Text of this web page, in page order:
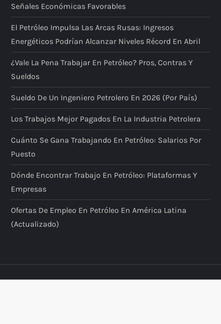
Señales Económicas Favorables
El Petróleo Impulsa Las Arcas Rusas: Ingresos
Energéticos Podrían Alcanzar Niveles Récord En Abril
¿Vale La Pena Trabajar En Petróleo? Pros, Contras Y
Sueldos
Sueldo De Un Ingeniero Petrolero En 2026 (por País)
Los Trabajos Mejor Pagados En La Industria Petrolera
Cuánto Se Gana Trabajando En Petróleo: Salarios Por
Puesto
Dónde Encontrar Trabajo En Petróleo: Plataformas Y
Empresas
Ofertas De Empleo En Petróleo En América Latina
(actualizado)